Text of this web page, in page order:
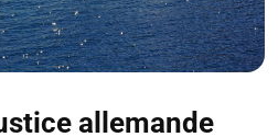
allemande